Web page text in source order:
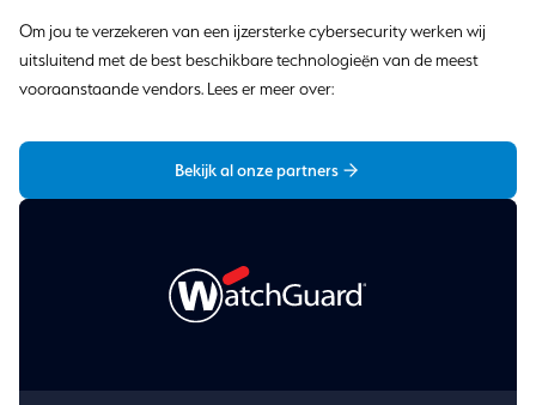
Om jou te verzekeren van een ijzersterke cybersecurity werken wij
uitsluitend met de best beschikbare technologieën van de meest
vooraanstaande vendors. Lees er meer over:
Bekijk al onze partners